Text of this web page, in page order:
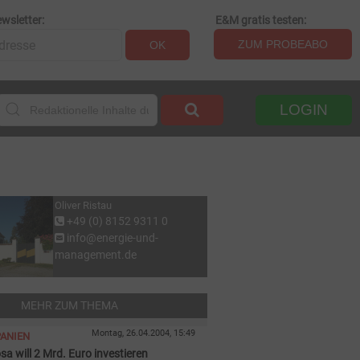
OK
E&M gratis testen:
ZUM PROBEABO
LOGIN
Oliver Ristau
+49 (0) 8152 9311 0
info@energie-und-
management.de
MEHR ZUM THEMA
Montag, 26.04.2004, 15:49
will 2 Mrd. Euro investieren